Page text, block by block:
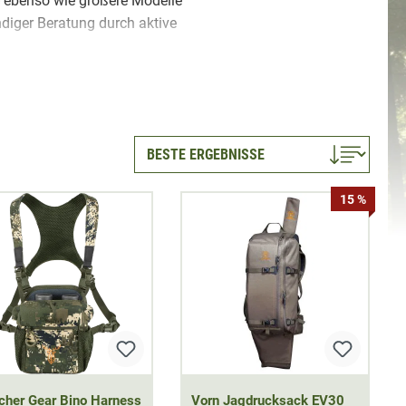
Beratung durch aktive
Fernglastaschen und
»//Tragesystem &
Gear Bino Harness
15 %
Vorn Jagdrucksack EV30